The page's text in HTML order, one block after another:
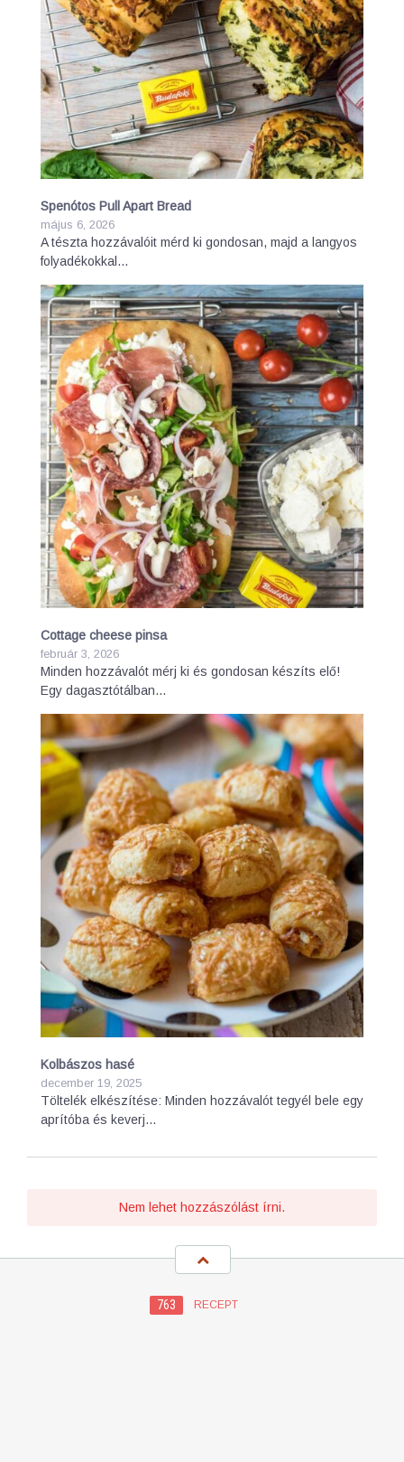
Spenótos Pull Apart Bread
május 6, 2026
A tészta hozzávalóit mérd ki gondosan, majd a langyos
folyadékokkal…
Cottage cheese pinsa
február 3, 2026
Minden hozzávalót mérj ki és gondosan készíts elő!
Egy dagasztótálban…
Kolbászos hasé
december 19, 2025
Töltelék elkészítése: Minden hozzávalót tegyél bele egy
aprítóba és keverj…
Nem lehet hozzászólást írni.
763 RECEPT